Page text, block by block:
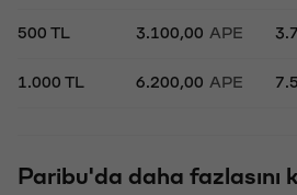
500 TL 3.100,00 APE
1.000 TL 6.200,00 APE
Paribu'da daha fazlasını